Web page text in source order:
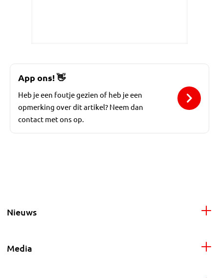
App ons!👋
Heb je een foutje gezien of heb je een
opmerking over dit artikel? Neem dan
contact met ons op.
Nieuws
Media